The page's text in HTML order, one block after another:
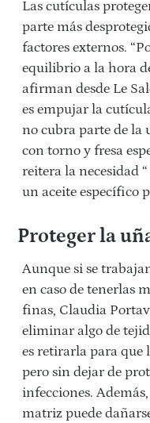
Las cutículas
parte más
factores externos.
equilibrio a la hora
afirman desde Le
es empujar la
no cubra parte de la
con torno y fresa
reitera la necesidad
un aceite específico
Proteger la
Aunque si se
en caso de tenerlas
finas, Claudia
eliminar algo de
es retirarla para que
pero sin dejar de
infecciones.
matriz puede